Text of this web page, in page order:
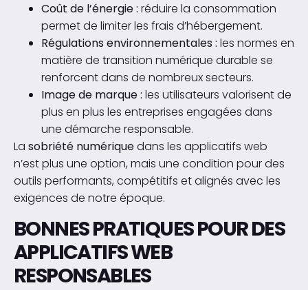
Coût de l’énergie : réduire la consommation
permet de limiter les frais d’hébergement.
Régulations environnementales : les normes en
matière de transition numérique durable se
renforcent dans de nombreux secteurs.
Image de marque : les utilisateurs valorisent de
plus en plus les entreprises engagées dans
une démarche responsable.
La sobriété numériquedans les applicatifs web
n’est plus une option, mais une condition pour des
outils performants, compétitifs et alignés avec les
exigences de notre époque.
BONNES PRATIQUES POUR DES
APPLICATIFS WEB
RESPONSABLES